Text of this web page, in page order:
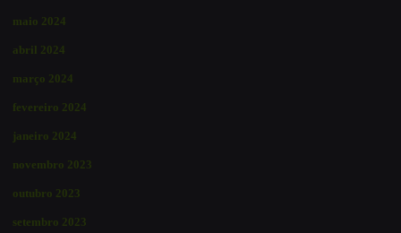
maio 2024
abril 2024
março 2024
fevereiro 2024
janeiro 2024
novembro 2023
outubro 2023
setembro 2023